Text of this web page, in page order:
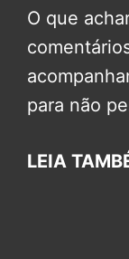
O que
para não
LEIA